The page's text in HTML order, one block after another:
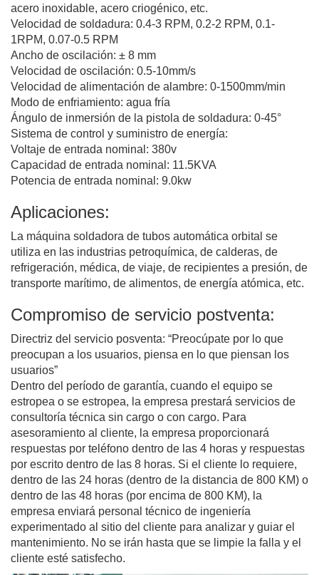
acero inoxidable, acero criogénico, etc.
Velocidad de soldadura: 0.4-3 RPM, 0.2-2 RPM, 0.1-
1RPM, 0.07-0.5 RPM
Ancho de oscilación: ± 8 mm
Velocidad de oscilación: 0.5-10mm/s
Velocidad de alimentación de alambre: 0-1500mm/min
Modo de enfriamiento: agua fría
Ángulo de inmersión de la pistola de soldadura: 0-45°
Sistema de control y suministro de energía:
Voltaje de entrada nominal: 380v
Capacidad de entrada nominal: 11.5KVA
Potencia de entrada nominal: 9.0kw
Aplicaciones:
La máquina soldadora de tubos automática orbital se
utiliza en las industrias petroquímica, de calderas, de
refrigeración, médica, de viaje, de recipientes a presión, de
transporte marítimo, de alimentos, de energía atómica, etc.
Compromiso de servicio postventa:
Directriz del servicio posventa: “Preocúpate por lo que
preocupan a los usuarios, piensa en lo que piensan los
usuarios”
Dentro del período de garantía, cuando el equipo se
estropea o se estropea, la empresa prestará servicios de
consultoría técnica sin cargo o con cargo. Para
asesoramiento al cliente, la empresa proporcionará
respuestas por teléfono dentro de las 4 horas y respuestas
por escrito dentro de las 8 horas. Si el cliente lo requiere,
dentro de las 24 horas (dentro de la distancia de 800 KM) o
dentro de las 48 horas (por encima de 800 KM), la
empresa enviará personal técnico de ingeniería
experimentado al sitio del cliente para analizar y guiar el
mantenimiento. No se irán hasta que se limpie la falla y el
cliente esté satisfecho.